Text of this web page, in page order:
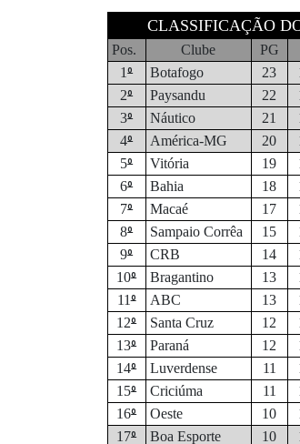
CLASSIFICAÇÃO
Pos. Clube PG
1º Botafogo 23
2º Paysandu 22
3º Náutico 21
4º América-MG 20
5º Vitória 19
6º Bahia 18
7º Macaé 17
8º Sampaio Corrêa 15
9º CRB 14
10º Bragantino 13
11º ABC 13
12º Santa Cruz 12
13º Paraná 12
14º Luverdense 11
15º Criciúma 11
16º Oeste 10
17º Boa Esporte 10